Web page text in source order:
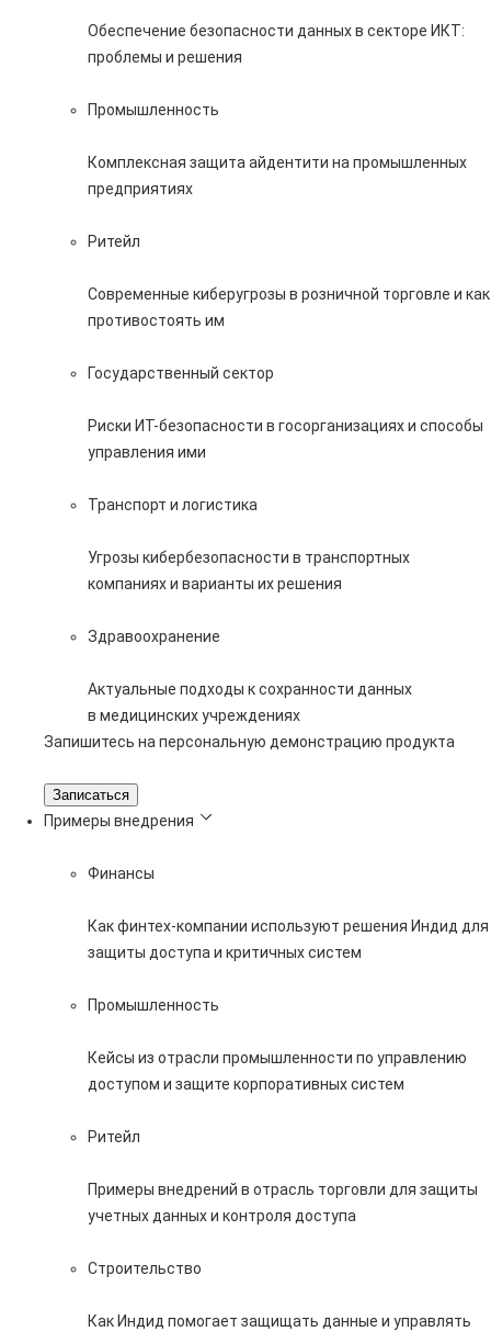
Обеспечение безопасности данных в секторе ИКТ:
проблемы и решения
Промышленность
Комплексная защита айдентити на промышленных
предприятиях
Ритейл
Современные киберугрозы в розничной торговле и как
противостоять им
Государственный сектор
Риски ИТ-безопасности в госорганизациях и способы
управления ими
Транспорт и логистика
Угрозы кибербезопасности в транспортных
компаниях и варианты их решения
Здравоохранение
Актуальные подходы к сохранности данных
в медицинских учреждениях
Запишитесь на персональную демонстрацию продукта
Записаться
Примеры внедрения
Финансы
Как финтех-компании используют решения Индид для
защиты доступа и критичных систем
Промышленность
Кейсы из отрасли промышленности по управлению
доступом и защите корпоративных систем
Ритейл
Примеры внедрений в отрасль торговли для защиты
учетных данных и контроля доступа
Строительство
Как Индид помогает защищать данные и управлять